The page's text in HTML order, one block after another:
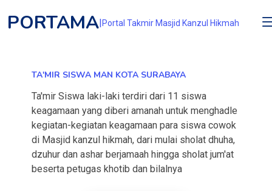
PORTAMA|Portal Takmir Masjid Kanzul Hikmah
TA'MIR SISWA MAN KOTA SURABAYA
Ta'mir Siswa laki-laki terdiri dari 11 siswa
keagamaan yang diberi amanah untuk menghadle
kegiatan-kegiatan keagamaan para siswa cowok
di Masjid kanzul hikmah, dari mulai sholat dhuha,
dzuhur dan ashar berjamaah hingga sholat jum'at
beserta petugas khotib dan bilalnya